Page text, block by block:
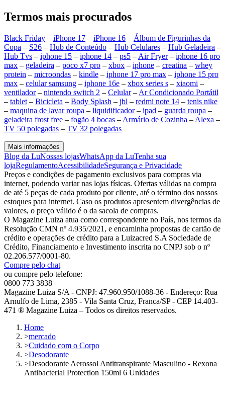
Termos mais procurados
Black Friday – iPhone 17 – iPhone 16 – Álbum de Figurinhas da
Copa – S26 – Hub de Conteúdo – Hub Celulares – Hub Geladeira –
Hub Tvs – iphone 15 – iphone 14 – ps5 – Air Fryer– iphone 16 pro
max – geladeira – poco x7 pro – xbox – iphone – creatina – whey
protein – microondas – kindle – iphone 17 pro max – iphone 15 pro
max – celular samsung – iphone 16e – xbox series s – xiaomi –
ventilador– nintendo switch 2 – Celular– Ar Condicionado Portátil
– tablet – Bicicleta – Body Splash – jbl – redmi note 14 – tenis nike
– maquina de lavar roupa – liquidificador– ipad – guarda roupa –
geladeira frost free – fogão 4 bocas – Armário de Cozinha – Alexa –
TV 50 polegadas – TV 32 polegadas
Mais informações
Blog da LuNossas lojasWhatsApp da LuTenha sua
lojaRegulamentoAcessibilidadeSegurança e Privacidade
Preços e condições de pagamento exclusivos para compras via
internet, podendo variar nas lojas físicas. Ofertas válidas na compra
de até 5 peças de cada produto por cliente, até o término dos nossos
estoques para internet. Caso os produtos apresentem divergências de
valores, o preço válido é o da sacola de compras.
O Magazine Luiza atua como correspondente no País, nos termos da
Resolução CMN nº 4.935/2021, e encaminha propostas de cartão de
crédito e operações de crédito para a Luizacred S.A Sociedade de
Crédito, Financiamento e Investimento inscrita no CNPJ sob o nº
02.206.577/0001-80.
Compre pelo chat
ou compre pelo telefone:
0800 773 3838
Magazine Luiza S/A - CNPJ: 47.960.950/1088-36 - Endereço: Rua
Arnulfo de Lima, 2385 - Vila Santa Cruz, Franca/SP - CEP 14.403-
471 ® Magazine Luiza – Todos os direitos reservados.
Home
>mercado
>Cuidado com o Corpo
>Desodorante
>Desodorante Aerossol Antitranspirante Masculino - Rexona
Antibacterial Protection 150ml 6 Unidades